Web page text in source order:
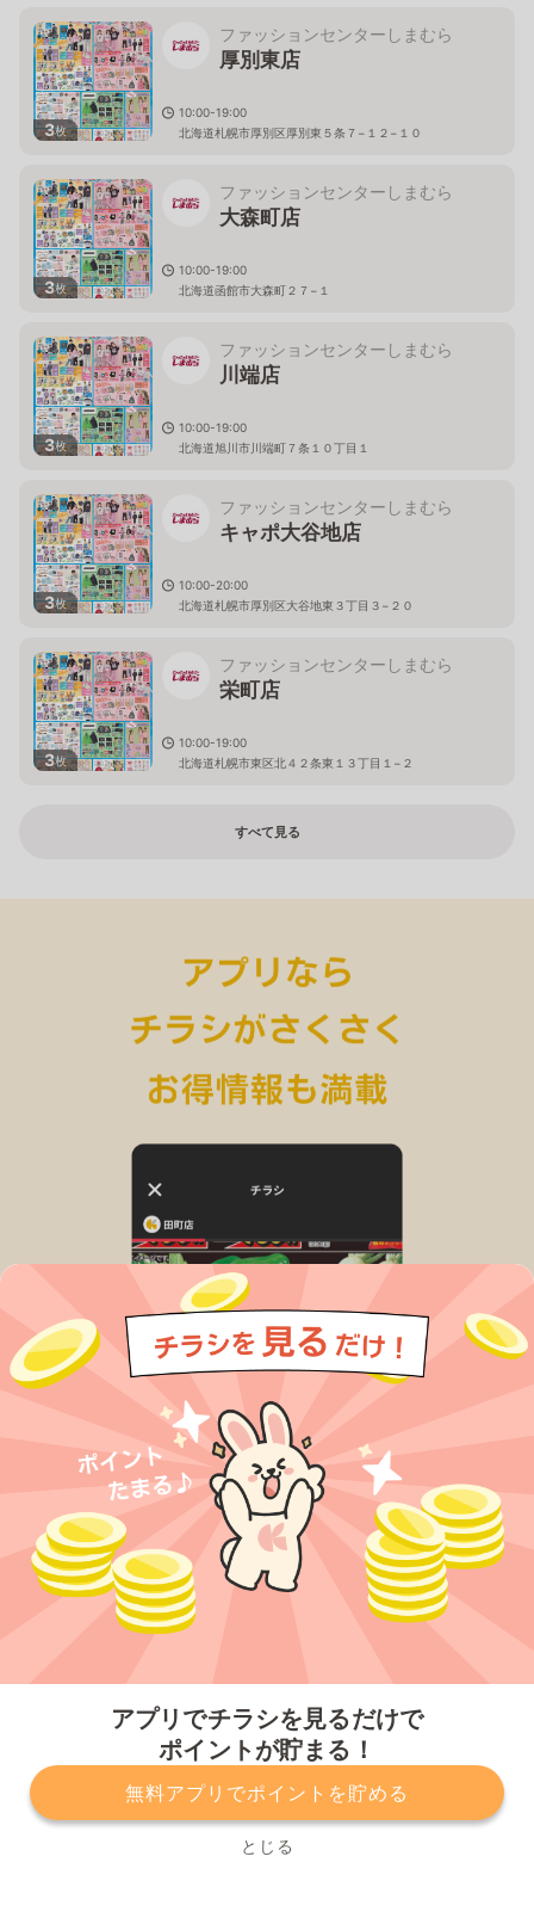
アプリでチラシを見るだけで
ポイントが貯まる！
無料アプリでポイントを貯める
とじる
3枚
ファッションセンターしまむら
厚別東店
10:00-19:00
北海道札幌市厚別区厚別東５条７−１２−１０
3枚
ファッションセンターしまむら
大森町店
10:00-19:00
北海道函館市大森町２７−１
3枚
ファッションセンターしまむら
川端店
10:00-19:00
北海道旭川市川端町７条１０丁目１
3枚
ファッションセンターしまむら
キャポ大谷地店
10:00-20:00
北海道札幌市厚別区大谷地東３丁目３−２０
3枚
ファッションセンターしまむら
栄町店
10:00-19:00
北海道札幌市東区北４２条東１３丁目１−２
すべて見る
プライバシーポリシー 利用規約
運営会社
サービスに関してのお問い合わせ